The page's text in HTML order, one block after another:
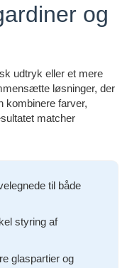
og
udtryk eller et mere
løsninger, der
kombinere farver,
matcher
til både
styring af
glaspartier og